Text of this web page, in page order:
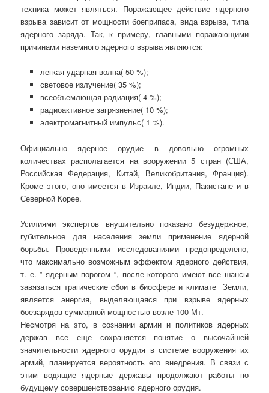
техника может являться. Поражающее действие ядерного
взрыва зависит от мощности боеприпаса, вида взрыва, типа
ядерного заряда. Так, к примеру, главными поражающими
причинами наземного ядерного взрыва являются:
легкая ударная волна( 50 %);
световое излучение( 35 %);
всеобъемлющая радиация( 4 %);
радиоактивное загрязнение( 10 %);
электромагнитный импульс( 1 %).
Официально ядерное орудие в довольно огромных
количествах располагается на вооружении 5 стран (США,
Российская Федерация, Китай, Великобритания, Франция).
Кроме этого, оно имеется в Израиле, Индии, Пакистане и в
Северной Корее.
Усилиями экспертов внушительно показано безудержное,
губительное для населения земли применение ядерной
борьбы. Проведенными исследованиями предопределено,
что максимально возможным эффектом ядерного действия,
т. е. ” ядерным порогом “, после которого имеют все шансы
завязаться трагические сбои в биосфере и климате Земли,
является энергия, выделяющаяся при взрыве ядерных
боезарядов суммарной мощностью возле 100 Мт.
Несмотря на это, в сознании армии и политиков ядерных
держав все еще сохраняется понятие о высочайшей
значительности ядерного орудия в системе вооружения их
армий, планируется вероятность его внедрения. В связи с
этим водящие ядерные державы продолжают работы по
будущему совершенствованию ядерного орудия.